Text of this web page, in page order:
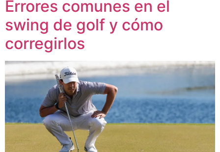
Errores comunes en el
swing de golf y cómo
corregirlos